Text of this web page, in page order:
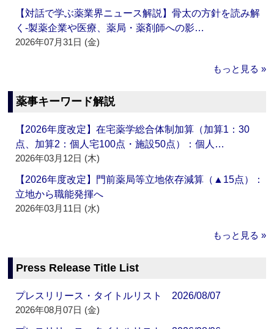
【対話で学ぶ薬業界ニュース解説】骨太の方針を読み解
く‐製薬企業や医療、薬局・薬剤師への影…
2026年07月31日 (金)
もっと見る »
薬事キーワード解説
【2026年度改定】在宅薬学総合体制加算（加算1：30
点、加算2：個人宅100点・施設50点）：個人…
2026年03月12日 (木)
【2026年度改定】門前薬局等立地依存減算（▲15点）：
立地から職能発揮へ
2026年03月11日 (水)
もっと見る »
Press Release Title List
プレスリリース・タイトルリスト 2026/08/07
2026年08月07日 (金)